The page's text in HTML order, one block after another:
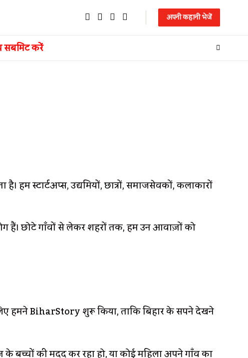
अपनी कहानी भेजें
सबमिट करें
हम स्टार्टअप्स, उद्यमियों, छात्रों, समाजसेवकों, कलाकारों
हैं। छोटे गाँवों से लेकर शहरों तक, हम उन आवाज़ों को
हमने BiharStory शुरू किया, ताकि बिहार के सपने देखने
के बच्चों की मदद कर रहा हो, या कोई महिला अपने गाँव का